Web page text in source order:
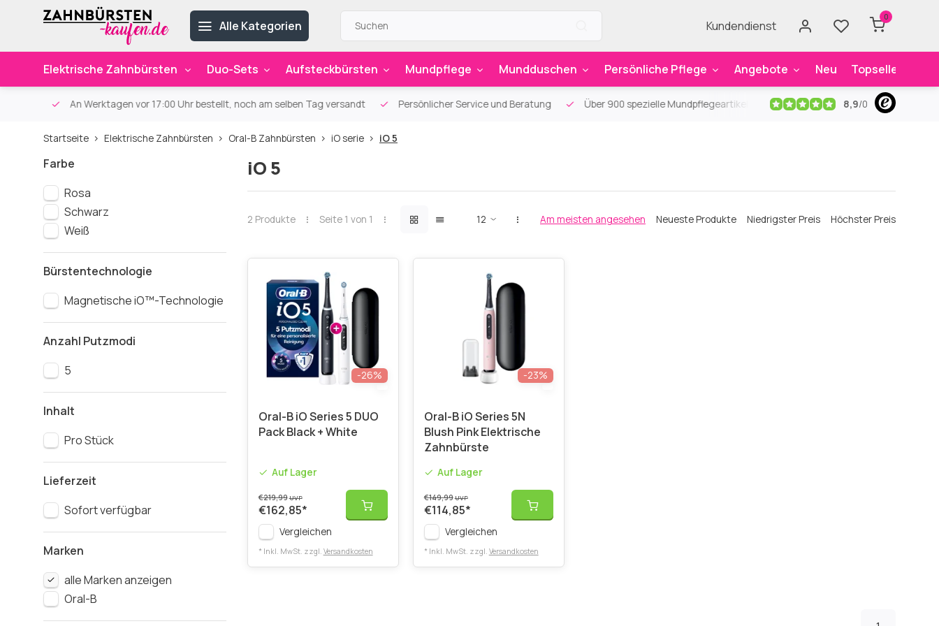
Alle Kategorien Kundendienst
0
Elektrische Zahnbürsten Duo-Sets Aufsteckbürsten Mundpflege Mundduschen Persönliche Pflege Angebote Neu Topseller
An Werktagen vor 17:00 Uhr bestellt, noch am selben Tag versandt Persönlicher Service und Beratung Über 900 spezielle Mundpflegeartikel Kostenloser Versandab 59€
8,9/0
Startseite Elektrische Zahnbürsten Oral-B Zahnbürsten iO serie iO 5
Farbe
Rosa
Schwarz
Weiß
Bürstentechnologie
Magnetische iO™-Technologie
Anzahl Putzmodi
5
Inhalt
Pro Stück
Lieferzeit
Sofort verfügbar
Marken
alle Marken anzeigen
Oral-B
iO 5
2 Produkte Seite 1 von 1 Am meisten angesehen Neueste Produkte Niedrigster Preis Höchster Preis
-26%
Oral-B iO Series 5 DUO
Pack Black + White
Auf Lager
€219,99UVP
€162,85*
Vergleichen
* Inkl. MwSt. zzgl. Versandkosten
-23%
Oral-B iO Series 5N
Blush Pink Elektrische
Zahnbürste
Auf Lager
€149,99UVP
€114,85*
Vergleichen
* Inkl. MwSt. zzgl. Versandkosten